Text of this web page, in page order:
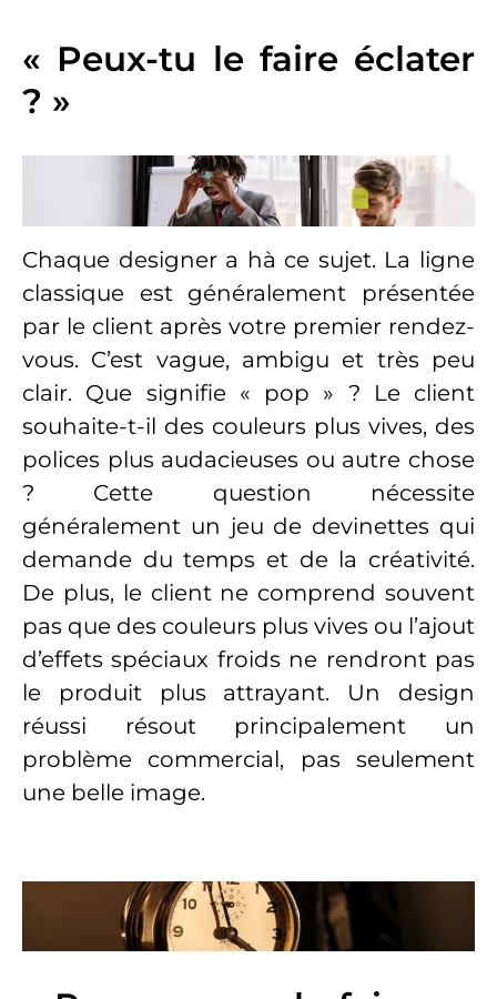
« Peux-tu le faire éclater
? »
Chaque designer a hà ce sujet. La ligne
classique est généralement présentée
par le client après votre premier rendez-
vous. C’est vague, ambigu et très peu
clair. Que signifie « pop » ? Le client
souhaite-t-il des couleurs plus vives, des
polices plus audacieuses ou autre chose
? Cette question nécessite
généralement un jeu de devinettes qui
demande du temps et de la créativité.
De plus, le client ne comprend souvent
pas que des couleurs plus vives ou l’ajout
d’effets spéciaux froids ne rendront pas
le produit plus attrayant. Un design
réussi résout principalement un
problème commercial, pas seulement
une belle image.